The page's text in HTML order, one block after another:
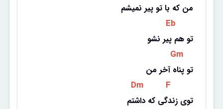
من که با تو پیر نمیشم
Eb
تو هم پیر نشو
Gm
تو پناه آخر من
Dm F
توی زندگی که داشتم